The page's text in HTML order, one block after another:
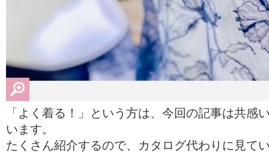
「よく着る！」という方は、今回の記事は共感
います。
たくさん紹介するので、カタログ代わりに見て